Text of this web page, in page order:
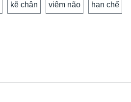
kẽ chân viêm não hạn chế